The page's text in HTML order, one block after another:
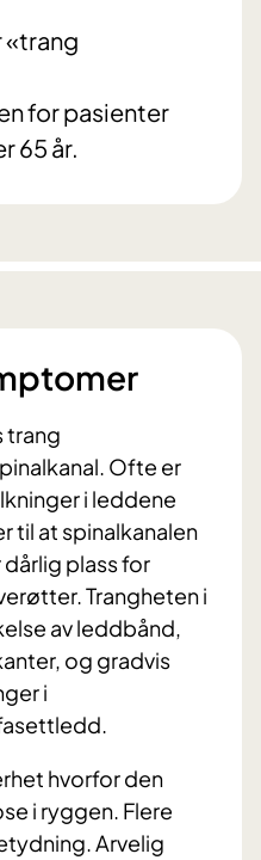
«trang
for pasienter
65 år.
trang
Ofte er
i leddene
til at spinalkanalen
plass for
Trangheten i
av leddbånd,
og gradvis
i
hvorfor den
i ryggen. Flere
Arvelig